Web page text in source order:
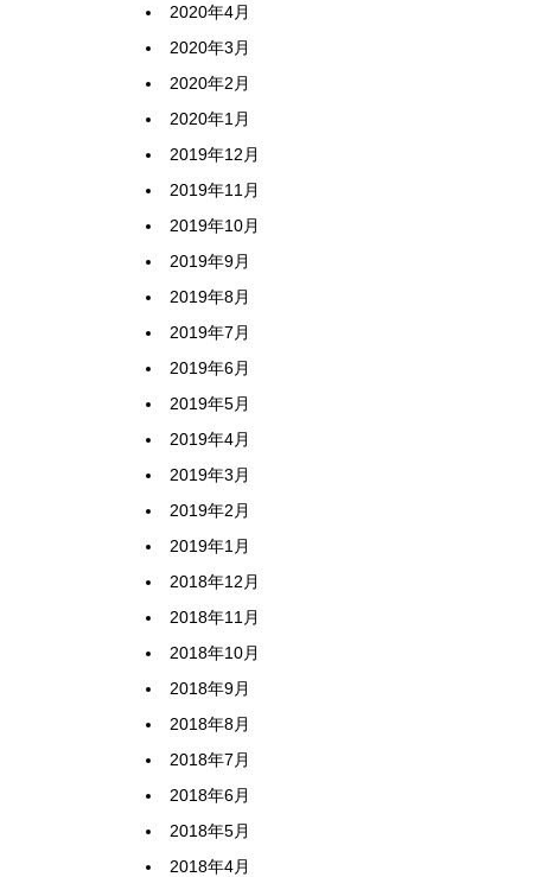
2020年4月
2020年3月
2020年2月
2020年1月
2019年12月
2019年11月
2019年10月
2019年9月
2019年8月
2019年7月
2019年6月
2019年5月
2019年4月
2019年3月
2019年2月
2019年1月
2018年12月
2018年11月
2018年10月
2018年9月
2018年8月
2018年7月
2018年6月
2018年5月
2018年4月